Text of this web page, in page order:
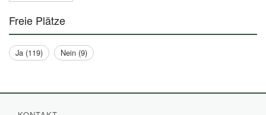
Freie Plätze
Ja (119) Nein (9)